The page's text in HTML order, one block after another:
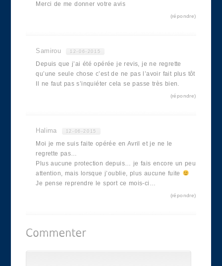
Merci de me donner votre avis
répondre
Samirou 12-06-2015
Depuis que j’ai été opérée je revis, je ne regrette
qu’une seule chose c’est de ne pas l’avoir fait plus tôt
Il ne faut pas s’inquiéter cela se passe très bien.
répondre
Halima 12-06-2015
Moi je me suis faite opérée en Avril et je ne le
regrette pas…
Plus aucune protection depuis… je fais encore un peu
attention, mais lorsque j’oublie, plus aucune fuite
Je pense reprendre le sport ce mois-ci…
répondre